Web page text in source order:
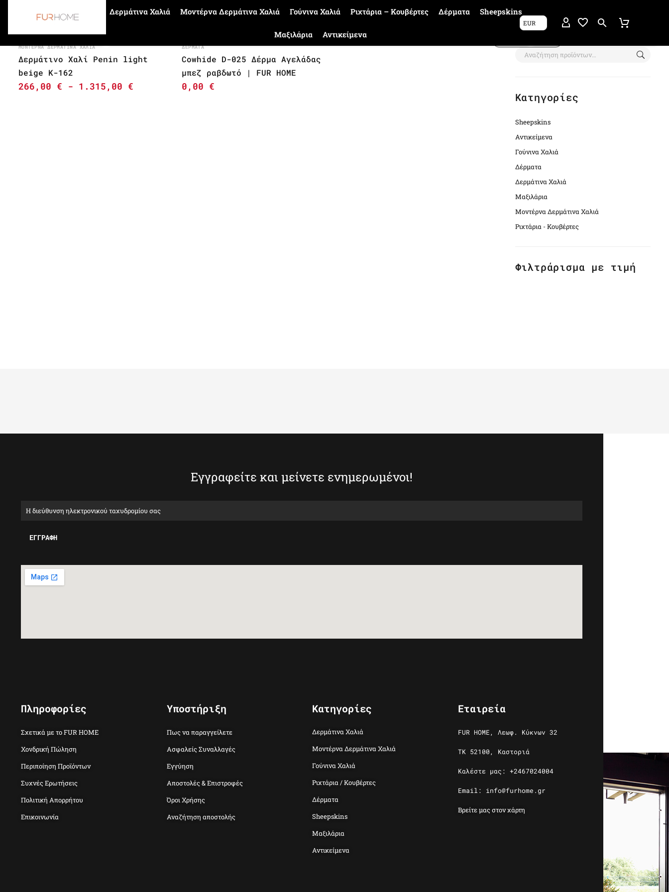
Δερμάτινα Χαλιά Μοντέρνα Δερμάτινα Χαλιά Γούνινα Χαλιά Ριχτάρια – Κουβέρτες Δέρματα Sheepskins
Μαξιλάρια Αντικείμενα
EUR
Αρχική σελίδα light beige
Κατηγορίες
Sheepskins
Αντικείμενα
Γούνινα Χαλιά
Δέρματα
Δερμάτινα Χαλιά
Μαξιλάρια
Μοντέρνα Δερμάτινα Χαλιά
Ριχτάρια - Κουβέρτες
Φιλτράρισμα με τιμή
ΜΟΝΤΈΡΝΑ ΔΕΡΜΆΤΙΝΑ ΧΑΛΙΆ
Δερμάτινο Χαλί Penin light
beige K-162
266,00 € - 1.315,00 €
ΔΈΡΜΑΤΑ
Cowhide D-025 Δέρμα Αγελάδας
μπεζ ραβδωτό | FUR HOME
0,00 €
Εγγραφείτε και μείνετε ενημερωμένοι!
Πληροφορίες
Σχετικά με το FUR HOME
Χονδρική Πώληση
Περιποίηση Προϊόντων
Συχνές Ερωτήσεις
Πολιτική Απορρήτου
Επικοινωνία
Υποστήριξη
Πως να παραγγείλετε
Ασφαλείς Συναλλαγές
Εγγύηση
Αποστολές & Επιστροφές
Όροι Χρήσης
Αναζήτηση αποστολής
Κατηγορίες
Δερμάτινα Χαλιά
Μοντέρνα Δερμάτινα Χαλιά
Γούνινα Χαλιά
Ριχτάρια / Κουβέρτες
Δέρματα
Sheepskins
Μαξιλάρια
Αντικείμενα
Εταιρεία
FUR HOME, Λεωφ. Κύκνων 32
ΤΚ 52100, Καστοριά
Καλέστε μας: +2467024004
Email: info@furhome.gr
Βρείτε μας στον χάρτη